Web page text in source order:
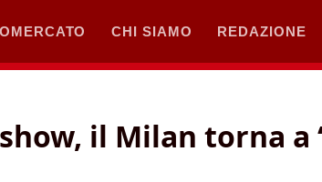
CHI SIAMO REDAZIONE
il Milan torna a